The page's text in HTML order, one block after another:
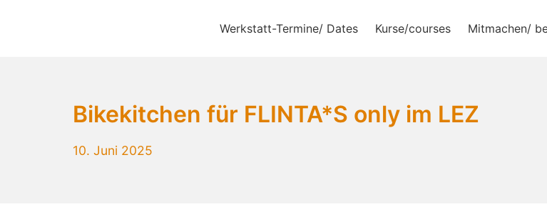
Bikekitchen München e.V.
Werkstatt-Termine/ Dates Kurse/courses Mitmachen/
Bikekitchen für FLINTA*S only im LEZ
10. Juni 2025